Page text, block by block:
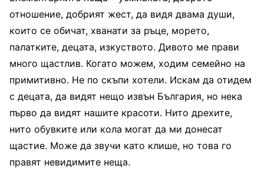
отношение, добрият жест, да видя двама души,
които се обичат, хванати за ръце, морето,
палатките, децата, изкуството. Дивото ме прави
много щастлив. Когато можем, ходим семейно на
примитивно. Не по скъпи хотели. Искам да отидем
с децата, да видят нещо извън България, но нека
първо да видят нашите красоти. Нито дрехите,
нито обувките или кола могат да ми донесат
щастие. Може да звучи като клише, но това го
правят невидимите неща.